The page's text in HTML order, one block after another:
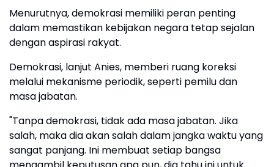
Menurutnya, demokrasi memiliki peran penting
dalam memastikan kebijakan negara tetap sejalan
dengan aspirasi rakyat.
Demokrasi, lanjut Anies, memberi ruang koreksi
melalui mekanisme periodik, seperti pemilu dan
masa jabatan.
"Tanpa demokrasi, tidak ada masa jabatan. Jika
salah, maka dia akan salah dalam jangka waktu yang
sangat panjang. Ini membuat setiap bangsa